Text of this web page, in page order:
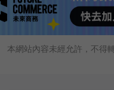
本網站內容未經允許，不得轉